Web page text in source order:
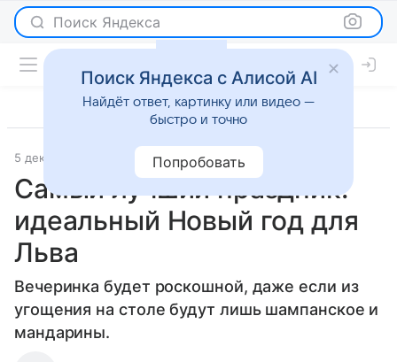
Поиск Яндекса
5 декабря 2025 Леди Mail Гороскопы
Самый лучший праздник:
идеальный Новый год для
Льва
Вечеринка будет роскошной, даже если из
угощения на столе будут лишь шампанское и
мандарины.
Поиск Яндекса с Алисой AI
Найдёт ответ, картинку или видео —
быстро и точно
Попробовать